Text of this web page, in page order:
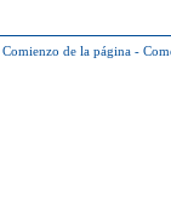
Comienzo de la página -